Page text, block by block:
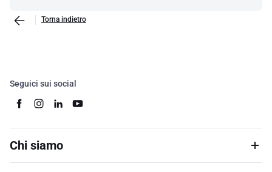
Torna indietro
Seguici sui social
Chi siamo